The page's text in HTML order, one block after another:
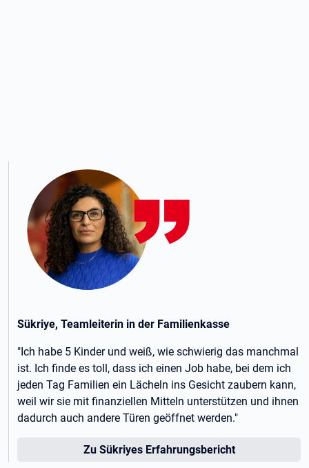
Sükriye, Teamleiterin in der Familienkasse
" Ich habe 5 Kinder und weiß, wie schwierig das manchmal
ist. Ich finde es toll, dass ich einen Job habe, bei dem ich
jeden Tag Familien ein Lächeln ins Gesicht zaubern kann,
weil wir sie mit finanziellen Mitteln unterstützen und ihnen
dadurch auch andere Türen geöffnet werden."
Zu Sükriyes Erfahrungsbericht